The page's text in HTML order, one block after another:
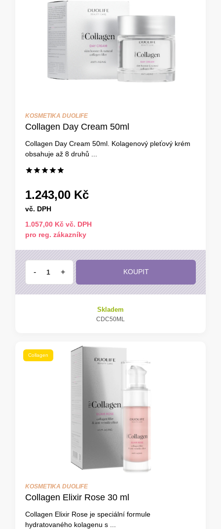
KOSMETIKA DUOLIFE
Collagen Day Cream 50ml
Collagen Day Cream 50ml. Kolagenový pleťový krém
obsahuje až 8 druhů ...
1.243,00 Kč
vč. DPH
1.057,00 Kč vč. DPH
pro reg. zákazníky
- + KOUPIT
Skladem
CDC50ML
Collagen
KOSMETIKA DUOLIFE
Collagen Elixir Rose 30 ml
Collagen Elixir Rose je speciální formule
hydratovaného kolagenu s ...